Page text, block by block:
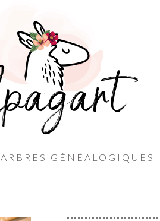
ARBRES GÉNÉALOGIQUES